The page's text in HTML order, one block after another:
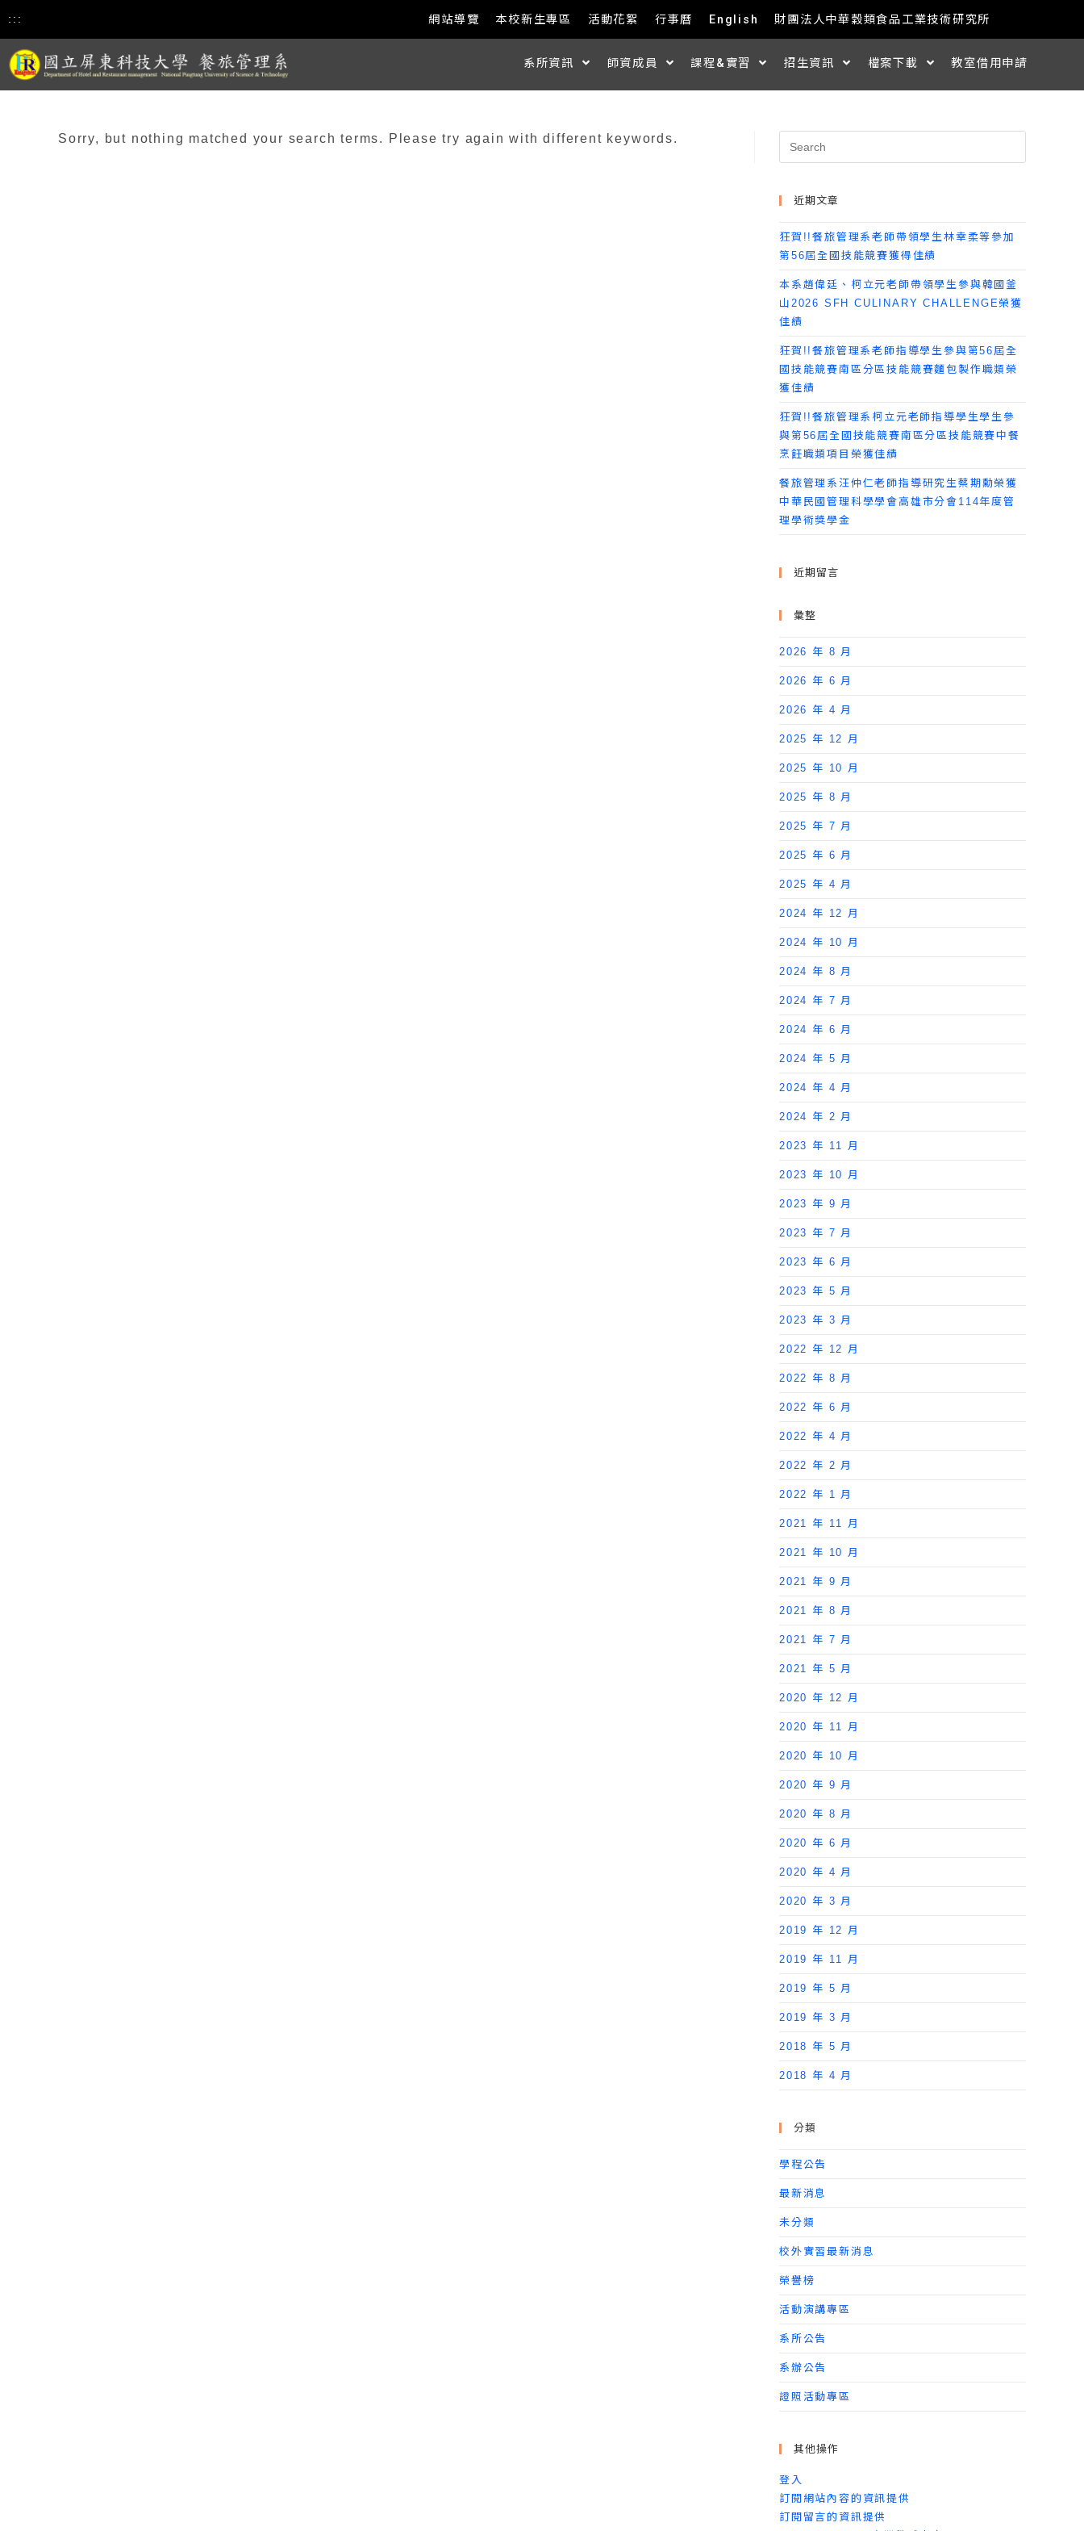
::: 網站導覽 本校新生專區 活動花絮 行事曆 English 財團法人中華穀類食品工業技術研究所
系所資訊 師資成員 課程&實習 招生資訊 檔案下載 教室借用申請
Sorry, but nothing matched your search terms. Please try again with different keywords.
近期文章
狂賀!!餐旅管理系老師帶領學生林幸柔等參加
第56屆全國技能競賽獲得佳績
本系趙偉廷、柯立元老師帶領學生參與韓國釜
山2026 SFH CULINARY CHALLENGE榮獲
佳績
狂賀!!餐旅管理系老師指導學生參與第56屆全
國技能競賽南區分區技能競賽麵包製作職類榮
獲佳績
狂賀!!餐旅管理系柯立元老師指導學生學生參
與第56屆全國技能競賽南區分區技能競賽中餐
烹飪職類項目榮獲佳績
餐旅管理系汪仲仁老師指導研究生蔡期勳榮獲
中華民國管理科學學會高雄市分會114年度管
理學術獎學金
近期留言
彙整
2026 年 8 月
2026 年 6 月
2026 年 4 月
2025 年 12 月
2025 年 10 月
2025 年 8 月
2025 年 7 月
2025 年 6 月
2025 年 4 月
2024 年 12 月
2024 年 10 月
2024 年 8 月
2024 年 7 月
2024 年 6 月
2024 年 5 月
2024 年 4 月
2024 年 2 月
2023 年 11 月
2023 年 10 月
2023 年 9 月
2023 年 7 月
2023 年 6 月
2023 年 5 月
2023 年 3 月
2022 年 12 月
2022 年 8 月
2022 年 6 月
2022 年 4 月
2022 年 2 月
2022 年 1 月
2021 年 11 月
2021 年 10 月
2021 年 9 月
2021 年 8 月
2021 年 7 月
2021 年 5 月
2020 年 12 月
2020 年 11 月
2020 年 10 月
2020 年 9 月
2020 年 8 月
2020 年 6 月
2020 年 4 月
2020 年 3 月
2019 年 12 月
2019 年 11 月
2019 年 5 月
2019 年 3 月
2018 年 5 月
2018 年 4 月
分類
學程公告
最新消息
未分類
校外實習最新消息
榮譽榜
活動演講專區
系所公告
系辦公告
證照活動專區
其他操作
登入
訂閱網站內容的資訊提供
訂閱留言的資訊提供